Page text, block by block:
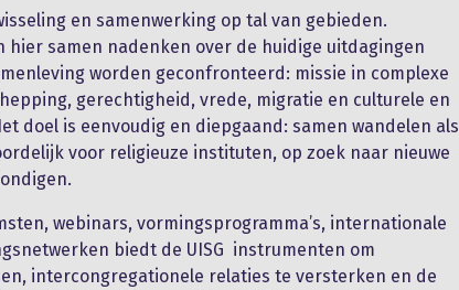
en samenwerking op tal van gebieden.
hier samen nadenken over de huidige uitdagingen
worden geconfronteerd: missie in complexe
gerechtigheid, vrede, migratie en culturele en
doel is eenvoudig en diepgaand: samen wandelen als
voor religieuze instituten, op zoek naar nieuwe
webinars, vormingsprogramma’s, internationale
biedt de UISG instrumenten om
intercongregationele relaties te versterken en de